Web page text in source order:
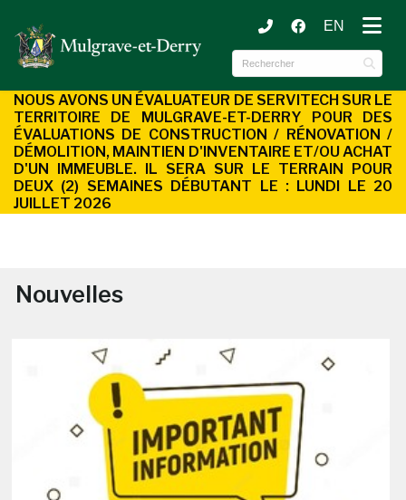
(Municipalité )
EN
NOUS AVONS UN ÉVALUATEUR DE SERVITECH SUR LE
TERRITOIRE DE MULGRAVE-ET-DERRY POUR DES
ÉVALUATIONS DE CONSTRUCTION / RÉNOVATION /
DÉMOLITION, MAINTIEN D'INVENTAIRE ET/OU ACHAT
D'UN
IMMEUBLE. IL SERA SUR LE TERRAIN POUR
DEUX (2) SEMAINES DÉBUTANT LE : LUNDI LE 20
JUILLET 2026
Nouvelles